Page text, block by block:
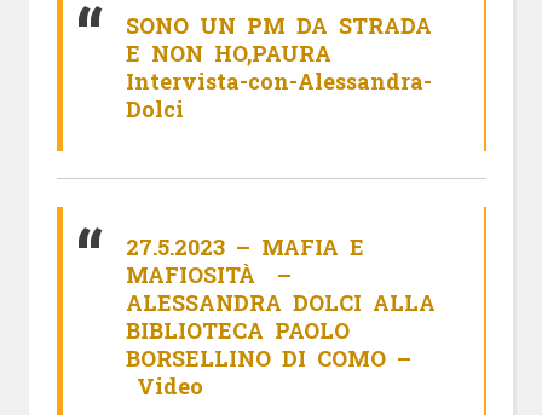
SONO UN PM DA STRADA
E NON HO,PAURA
Intervista-con-Alessandra-
Dolci
27.5.2023 – MAFIA E
MAFIOSITÀ –
ALESSANDRA DOLCI ALLA
BIBLIOTECA PAOLO
BORSELLINO DI COMO –
Video